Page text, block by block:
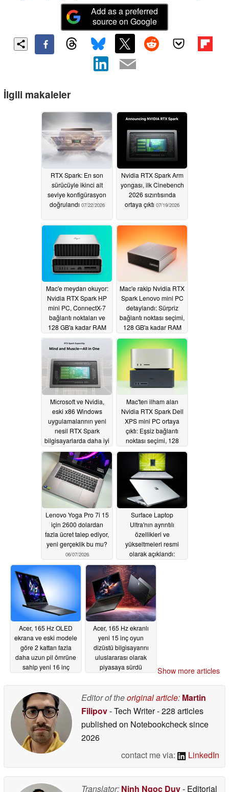
Add as a preferred
source on Google
İlgili makaleler
RTX Spark: En son
sürücüyle ikinci alt
seviye konfigürasyon
doğrulandı 07/22/2026
Nvidia RTX Spark Arm
yongası, ilk Cinebench
2026 sızıntısında
ortaya çıktı 07/19/2026
Mac'e meydan okuyor:
Nvidia RTX Spark HP
mini PC, ConnectX-7
bağlantı noktaları ve
128 GB'a kadar RAM
ile önizlendi06/08/2026
Mac'e rakip Nvidia RTX
Spark Lenovo mini PC
detaylandı: Sürpriz
bağlantı noktası seçimi,
128 GB'a kadar RAM
06/08/2026
Microsoft ve Nvidia,
eski x86 Windows
uygulamalarının yeni
nesil RTX Spark
bilgisayarlarda daha iyi
çalışmasını sağlamak
için yapay zekaya
güveniyor06/08/2026
Mac'ten ilham alan
Nvidia RTX Spark Dell
XPS mini PC ortaya
çıktı: Eşsiz bağlantı
noktası seçimi, 128
GB'a kadar RAM
06/08/2026
Lenovo Yoga Pro 7i 15
için 2600 dolardan
fazla ücret talep ediyor,
yeni gerçeklik bu mu?
06/07/2026
Surface Laptop
Ultra'nın ayrıntılı
özellikleri ve
yükseltmeleri resmi
olarak açıklandı:
Windows 11'li bir
MacBook Pro mu?
06/04/2026
Acer, 165 Hz OLED
ekrana ve eski modele
göre 2 kattan fazla
daha uzun pil ömrüne
sahip yeni 16 inç
sürdü06/04/2026
Acer, 165 Hz ekranlı
yeni 15 inç oyun
dizüstü bilgisayarını
uluslararası olarak
piyasaya sürdü
Show more articles
Editor of theoriginal article: Martin
Filipov- Tech Writer- 228 articles
published on Notebookchecksince
2026
contact me via:
LinkedIn
Translator: Ninh Ngoc Duy- Editorial